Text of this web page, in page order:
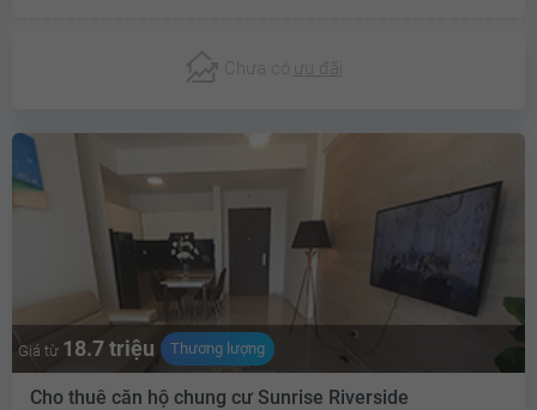
Chưa có ưu đãi
Giá từ 18.7 triệu Thương lượng
Cho thuê căn hộ chung cư Sunrise Riverside